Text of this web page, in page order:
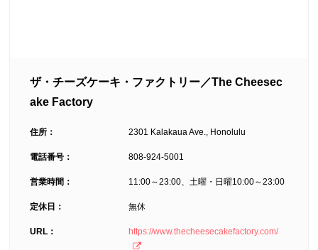
ザ・チーズケーキ・ファクトリー／The Cheesec
ake Factory
住所： 2301 Kalakaua Ave., Honolulu
電話番号： 808-924-5001
営業時間： 11:00～23:00、土曜・日曜10:00～23:00
定休日： 無休
URL： https://www.thecheesecakefactory.com/